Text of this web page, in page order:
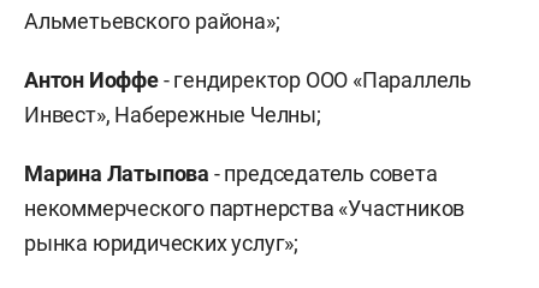
Альметьевского района»;
Антон Иоффе- гендиректор ООО «Параллель
Инвест», Набережные Челны;
Марина Латыпова - председатель совета
некоммерческого партнерства «Участников
рынка юридических услуг»;